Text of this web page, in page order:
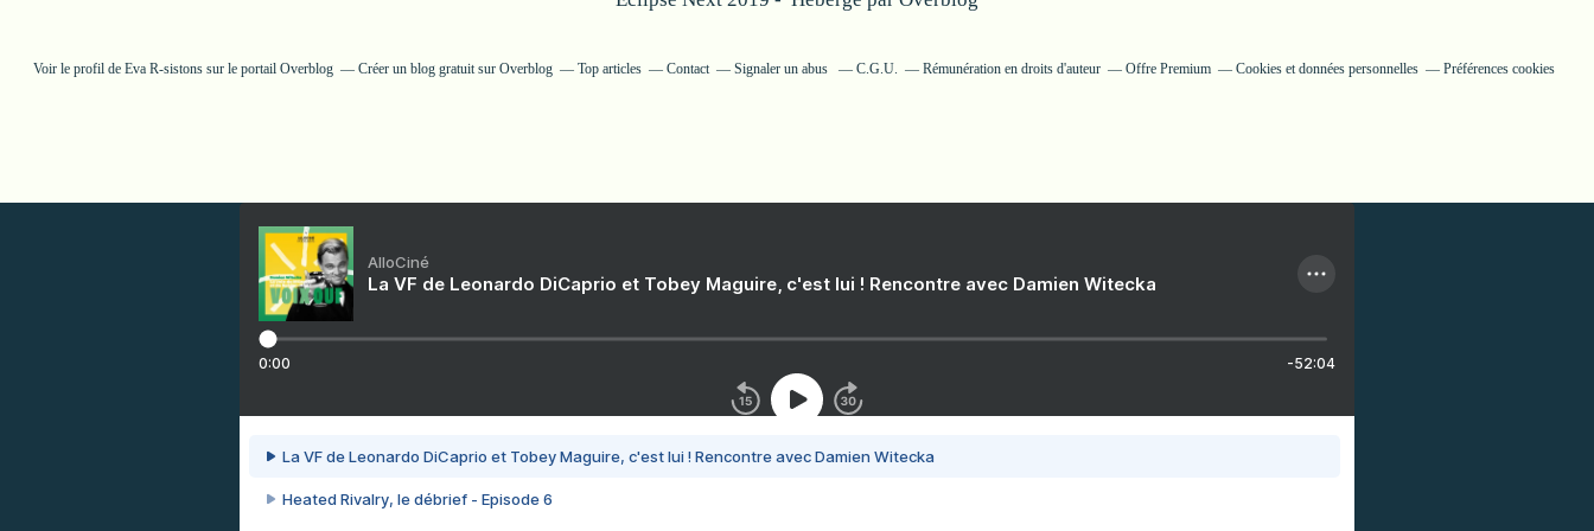
Voir le profil de Eva R-sistonssur le portail Overblog Créer un blog gratuit sur Overblog Top articles Contact Signaler un abus C.G.U. Rémunération en droits d'auteur Offre Premium Cookies et données personnelles Préférences cookies
AlloCiné
La VF de Leonardo DiCaprio et Tobey Maguire, c'est lui ! Rencontre avec Damien Witecka
0:00 -52:04
La VF de Leonardo DiCaprio et Tobey Maguire, c'est lui ! Rencontre avec Damien Witecka
Heated Rivalry, le débrief - Episode 6